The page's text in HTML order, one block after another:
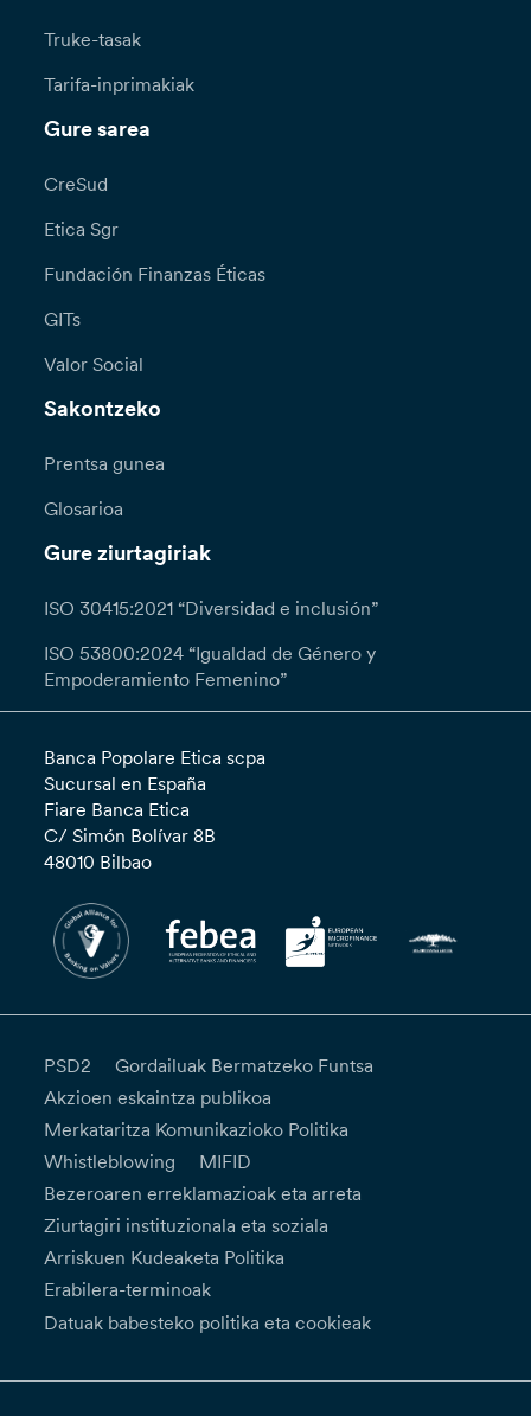
Truke-tasak
Tarifa-inprimakiak
Gure sarea
CreSud
Etica Sgr
Fundación Finanzas Éticas
GITs
Valor Social
Sakontzeko
Prentsa gunea
Glosarioa
Gure ziurtagiriak
ISO 30415:2021 “Diversidad e inclusión”
ISO 53800:2024 “Igualdad de Género y
Empoderamiento Femenino”
Banca Popolare Etica scpa
Sucursal en España
Fiare Banca Etica
C/ Simón Bolívar 8B
48010 Bilbao
PSD2
Gordailuak Bermatzeko Funtsa
Akzioen eskaintza publikoa
Merkataritza Komunikazioko Politika
Whistleblowing
MIFID
Bezeroaren erreklamazioak eta arreta
Ziurtagiri instituzionala eta soziala
Arriskuen Kudeaketa Politika
Erabilera-terminoak
Datuak babesteko politika eta cookieak